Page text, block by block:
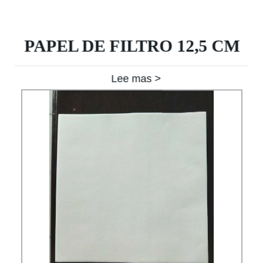
PAPEL DE FILTRO 12,5 CM
Lee mas >